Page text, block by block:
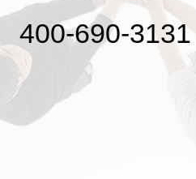
400-690-3131